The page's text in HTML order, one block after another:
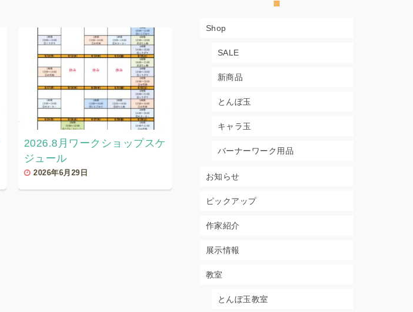
2026.8月ワークショップスケ
ジュール
2026年6月29日 2026年6月29日
Shop
SALE
新商品
とんぼ玉
キャラ玉
バーナーワーク用品
お知らせ
ピックアップ
作家紹介
展示情報
教室
とんぼ玉教室